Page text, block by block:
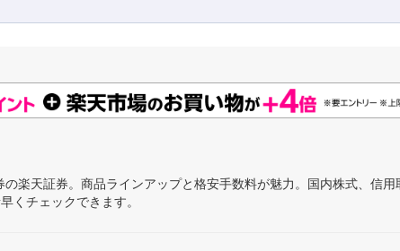
楽天証券。商品ラインアップと格安手数料が魅力。国内株式、信
くチェックできます。